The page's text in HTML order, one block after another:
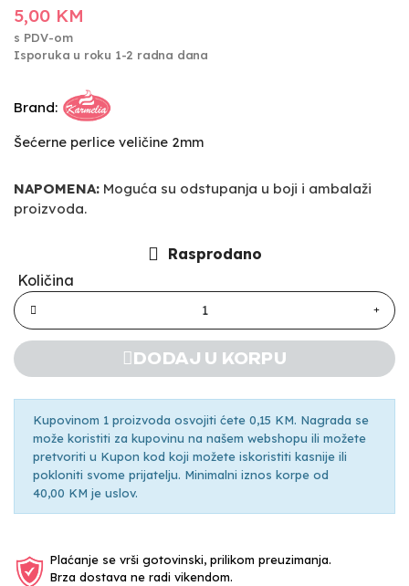
5,00 KM
s PDV-om
Isporuka u roku 1-2 radna dana
Brand:
Šećerne perlice veličine 2mm
NAPOMENA: Moguća su odstupanja u boji i ambalaži
proizvoda.
Rasprodano
Količina
DODAJ U KORPU
Kupovinom 1 proizvoda osvojiti ćete 0,15 KM. Nagrada se
može koristiti za kupovinu na našem webshopu ili možete
pretvoriti u Kupon kod koji možete iskoristiti kasnije ili
pokloniti svome prijatelju. Minimalni iznos korpe od
40,00 KM je uslov.
Plaćanje se vrši gotovinski, prilikom preuzimanja.
Brza dostava ne radi vikendom.